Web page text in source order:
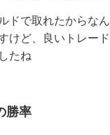
ドで取れたからな
けど、良いトレー
たね
勝率